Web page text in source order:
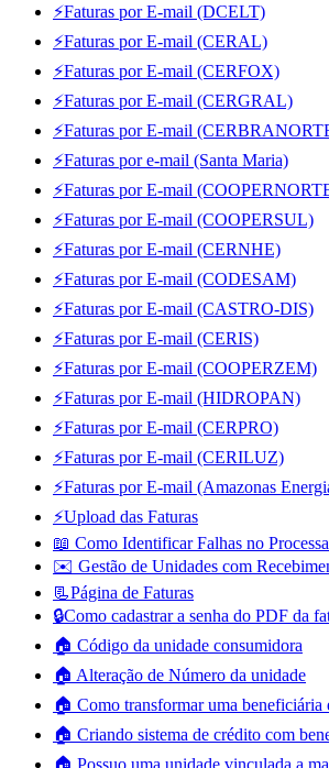
⚡Faturas por E-mail (DCELT)
⚡Faturas por E-mail (CERAL)
⚡Faturas por E-mail (CERFOX)
⚡Faturas por E-mail (CERGRAL)
⚡Faturas por E-mail
⚡Faturas por e-mail (Santa Maria)
⚡Faturas por E-mail
⚡Faturas por E-mail (COOPERSUL)
⚡Faturas por E-mail (CERNHE)
⚡Faturas por E-mail (CODESAM)
⚡Faturas por E-mail (CASTRO-DIS)
⚡Faturas por E-mail (CERIS)
⚡Faturas por E-mail (COOPERZEM)
⚡Faturas por E-mail (HIDROPAN)
⚡Faturas por E-mail (CERPRO)
⚡Faturas por E-mail (CERILUZ)
⚡Faturas por E-mail (Amazonas
⚡Upload das Faturas
📖 Como Identificar Falhas no
✉️ Gestão de Unidades com
📃Página de Faturas
🔒Como cadastrar a senha do PDF da
🏠 Código da unidade consumidora
🏠 Alteração de Número da unidade
🏠 Como transformar uma beneficiária
🏠 Criando sistema de crédito com
🏠 Possuo uma unidade vinculada a